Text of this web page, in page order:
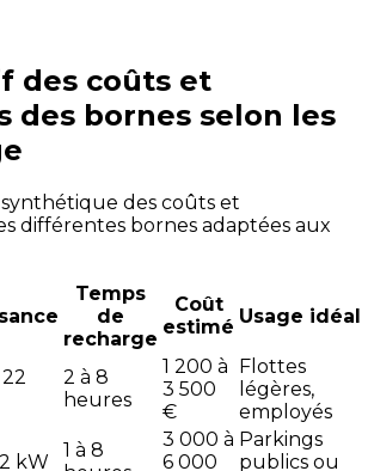
des coûts et
des bornes selon les
des coûts et
différentes bornes adaptées aux
Temps
de
recharge
Coût
estimé Usage idéal
2 à 8
heures
1 200 à
3 500
€
Flottes
légères,
employés
kW
1 à 8
3 000 à
6 000
Parkings
publics ou